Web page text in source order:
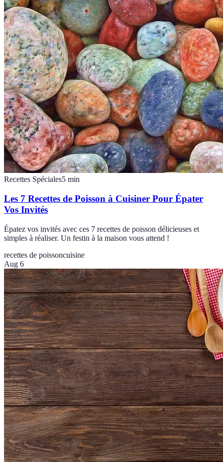
Recettes Spéciales5 min
Les 7 Recettes de Poisson à Cuisiner Pour Épater
Vos Invités
Épatez vos invités avec ces 7 recettes de poisson délicieuses et
simples à réaliser. Un festin à la maison vous attend !
recettes de poissoncuisine
Aug 6